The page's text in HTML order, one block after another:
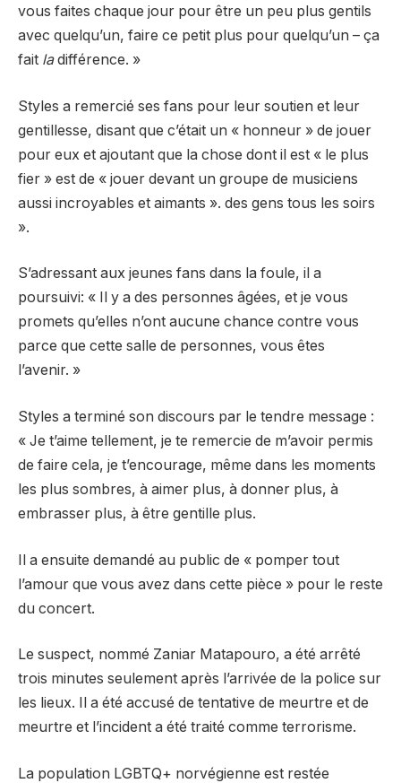
vous faites chaque jour pour être un peu plus gentils
avec quelqu’un, faire ce petit plus pour quelqu’un – ça
fait ladifférence. »
Styles a remercié ses fans pour leur soutien et leur
gentillesse, disant que c’était un « honneur » de jouer
pour eux et ajoutant que la chose dont il est « le plus
fier » est de « jouer devant un groupe de musiciens
aussi incroyables et aimants ». des gens tous les soirs
».
S’adressant aux jeunes fans dans la foule, il a
poursuivi: « Il y a des personnes âgées, et je vous
promets qu’elles n’ont aucune chance contre vous
parce que cette salle de personnes, vous êtes
l’avenir. »
Styles a terminé son discours par le tendre message :
« Je t’aime tellement, je te remercie de m’avoir permis
de faire cela, je t’encourage, même dans les moments
les plus sombres, à aimer plus, à donner plus, à
embrasser plus, à être gentille plus.
Il a ensuite demandé au public de « pomper tout
l’amour que vous avez dans cette pièce » pour le reste
du concert.
Le suspect, nommé Zaniar Matapouro, a été arrêté
trois minutes seulement après l’arrivée de la police sur
les lieux. Il a été accusé de tentative de meurtre et de
meurtre et l’incident a été traité comme terrorisme.
La population LGBTQ+ norvégienne est restée